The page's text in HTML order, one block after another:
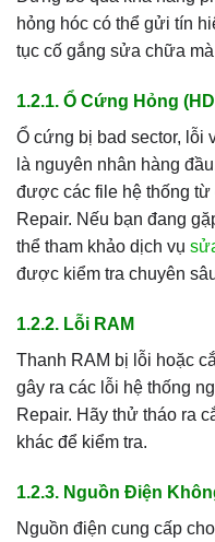
hỏng hóc có thể gửi tín
tục cố gắng sửa chữa
1.2.1. Ổ Cứng Hỏng
Ổ cứng bị bad sector, lỗi
là nguyên nhân hàng
được các file hệ thống từ
Repair. Nếu bạn đang
thể tham khảo dịch vụ
được kiểm tra chuyên
1.2.2. Lỗi RAM
Thanh RAM bị lỗi hoặc
gây ra các lỗi hệ thống
Repair. Hãy thử tháo ra
khác để kiểm tra.
1.2.3. Nguồn Điện
Nguồn điện cung cấp